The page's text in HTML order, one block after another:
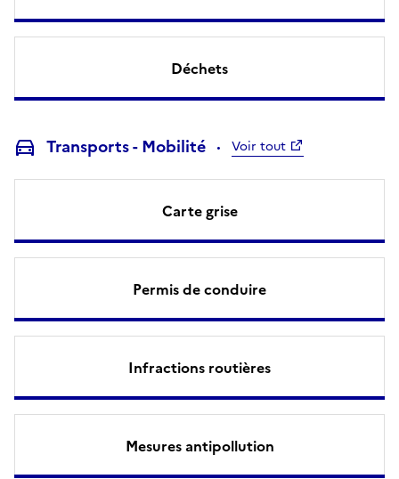
Déchets
Transports - Mobilité Voir tout
Carte grise
Permis de conduire
Infractions routières
Mesures antipollution